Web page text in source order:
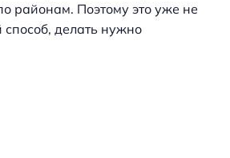
районам. Поэтому это уже не
делать нужно